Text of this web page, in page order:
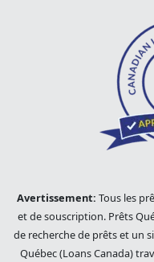
Avertissement: Tous les
et de souscription. Prêts
de recherche de prêts et un
Québec (Loans Canada)